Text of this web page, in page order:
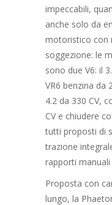
impeccabili,
anche solo da
motoristico con
soggezione: le
sono due V6: il
VR6 benzina da
4.2 da 330 CV,
CV e chiudere
tutti proposti di
trazione
rapporti
Proposta con
lungo, la